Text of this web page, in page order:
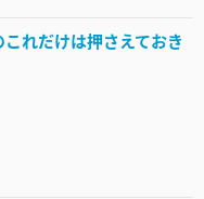
れだけは押さえておき